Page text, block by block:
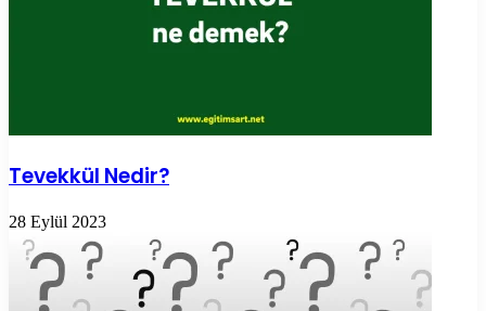
Tevekkül Nedir?
28 Eylül 2023